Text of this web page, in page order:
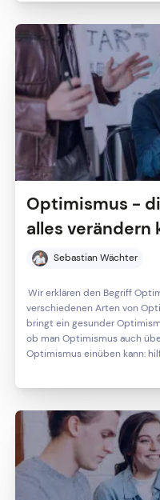
Optimismus -
alles verändern
Sebastian Wächter
Wir erklären den Begriff
verschiedenen Arten von
bringt ein gesunder
ob man Optimismus auch
Optimismus einüben kann: